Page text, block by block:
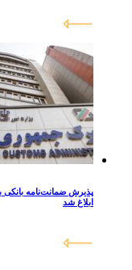
پذیرش ضمانت‌نامه بانکی
ابلاغ شد